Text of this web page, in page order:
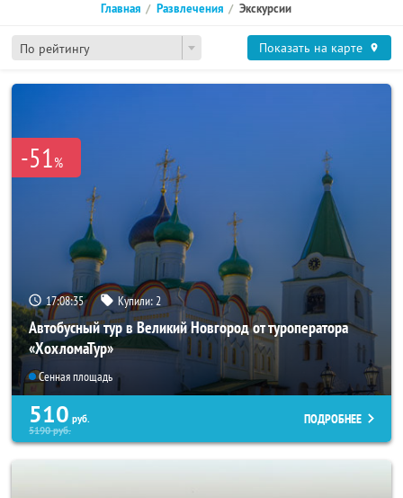
По рейтингу
Главная Развлечения Экскурсии
Показать на карте
-51%
17:08:33 Купили: 2
Автобусный тур в Великий Новгород от туроператора
«ХохломаТур»
Сенная площадь
510 руб.
5190руб.
ПОДРОБНЕЕ